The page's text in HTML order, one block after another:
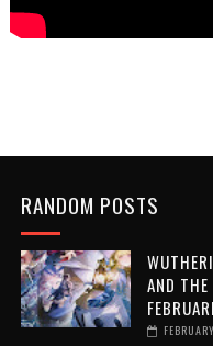
RANDOM POSTS
AND